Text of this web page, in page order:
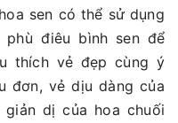
sen có thể sử dụng
điêu bình sen để
thích vẻ đẹp cùng ý
đơn, vẻ dịu dàng của
dị của hoa chuối